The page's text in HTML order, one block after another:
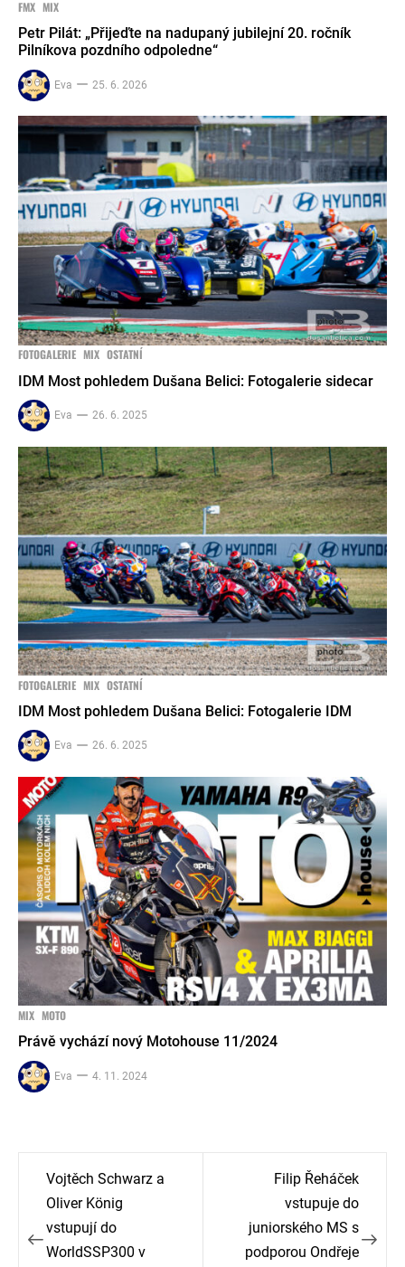
FMX MIX
Petr Pilát: „Přijeďte na nadupaný jubilejní 20. ročník
Pilníkova pozdního odpoledne“
Eva 25. 6. 2026
FOTOGALERIE MIX OSTATNÍ
IDM Most pohledem Dušana Belici: Fotogalerie sidecar
Eva 26. 6. 2025
FOTOGALERIE MIX OSTATNÍ
IDM Most pohledem Dušana Belici: Fotogalerie IDM
Eva 26. 6. 2025
MIX MOTO
Právě vychází nový Motohouse 11/2024
Eva 4. 11. 2024
Navigace
pro
příspěvek
Vojtěch Schwarz a
Oliver König
vstupují do
WorldSSP300 v
Filip Řeháček
vstupuje do
juniorského MS s
podporou Ondřeje